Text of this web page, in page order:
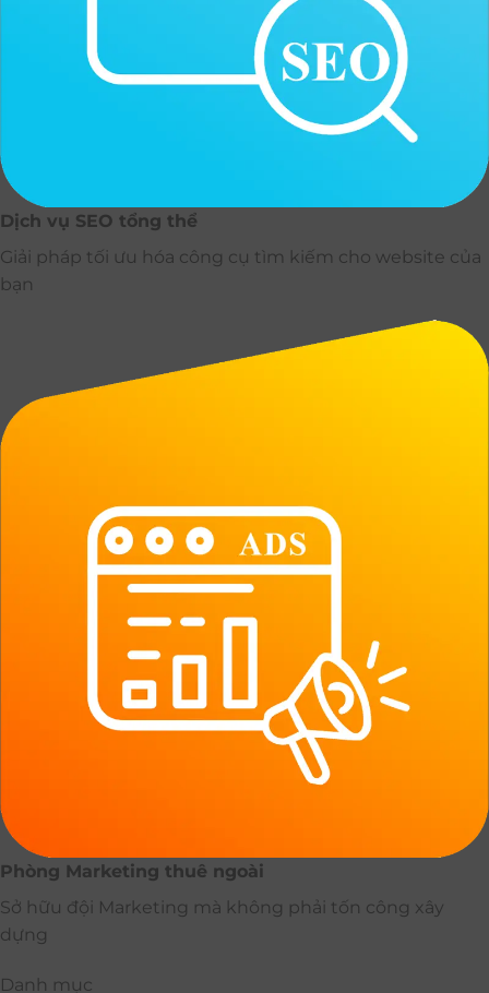
Dịch vụ SEO tổng thể
Giải pháp tối ưu hóa công cụ tìm kiếm cho website của
bạn
Phòng Marketing thuê ngoài
Sở hữu đội Marketing mà không phải tốn công xây
dựng
Danh mục